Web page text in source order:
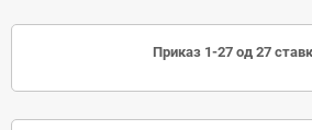
Приказ 1-27 од 27